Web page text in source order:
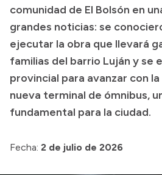
Compras y licitaciones
Consulta de expedientes
Consulta de pago a
Convocatorias
Intranet
comunidad de El Bolsón en
grandes noticias: se
ejecutar la obra que llevará
familias del barrio Luján y se
provincial para avanzar con
nueva terminal de ómnibus,
fundamental para la ciudad.
Fecha: 2 de julio de 2026